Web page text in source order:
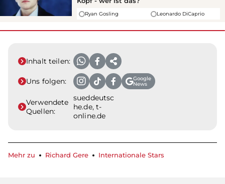
Ryan Gosling Leonardo DiCaprio
Inhalt teilen:
Uns folgen:
Google
News
Verwendete
Quellen:
sueddeutsc
he.de, t-
online.de
Mehr zu Richard Gere Internationale Stars